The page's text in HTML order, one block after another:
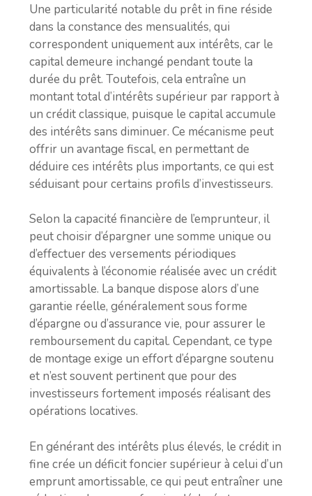
Une particularité notable du prêt in fine réside
dans la constance des mensualités, qui
correspondent uniquement aux intérêts, car le
capital demeure inchangé pendant toute la
durée du prêt. Toutefois, cela entraîne un
montant total d’intérêts supérieur par rapport à
un crédit classique, puisque le capital accumule
des intérêts sans diminuer. Ce mécanisme peut
offrir un avantage fiscal, en permettant de
déduire ces intérêts plus importants, ce qui est
séduisant pour certains profils d’investisseurs.
Selon la capacité financière de l’emprunteur, il
peut choisir d’épargner une somme unique ou
d’effectuer des versements périodiques
équivalents à l’économie réalisée avec un crédit
amortissable. La banque dispose alors d’une
garantie réelle, généralement sous forme
d’épargne ou d’assurance vie, pour assurer le
remboursement du capital. Cependant, ce type
de montage exige un effort d’épargne soutenu
et n’est souvent pertinent que pour des
investisseurs fortement imposés réalisant des
opérations locatives.
En générant des intérêts plus élevés, le crédit in
fine crée un déficit foncier supérieur à celui d’un
emprunt amortissable, ce qui peut entraîner une